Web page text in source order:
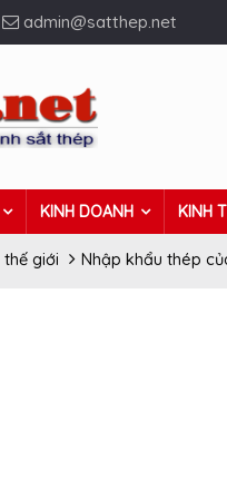
admin@satthep.net
KINH DOANH KINH
giới Nhập khẩu thép